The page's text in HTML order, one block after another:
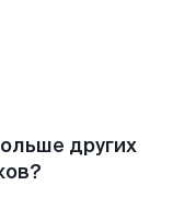
других